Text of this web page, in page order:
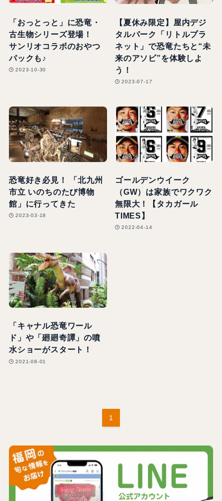
「おっとっと」に恐竜・
古生物シリーズ登場！
サンリオコラボのおやつ
パックも♪
2023-10-30
【夏休み限定】屋内デジ
タルパーク「リトルプラ
ネット」で恐竜たちと“未
来のアソビ”を体験しよ
う！
2023-07-17
恐竜好き必見！ 「北九州
市立 いのちのたび博物
館」に行ってきた
2023-03-18
ゴールデンウイーク
（GW）は家族でワクワク
無限大！【タカガール
TIMES】
2022-04-14
「キャナル恐竜ワール
ド」や「廻廻奇譚」の噴
水ショーがスタート！
2021-08-01
1